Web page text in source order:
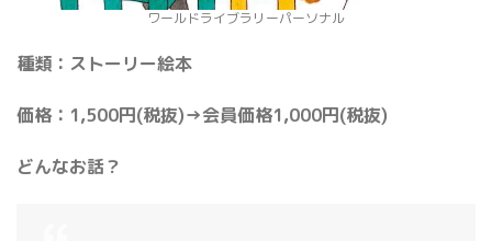
ワールドライブラリーパーソナル
種類：ストーリー絵本
価格：1,500円(税抜)→会員価格1,000円(税抜)
どんなお話？